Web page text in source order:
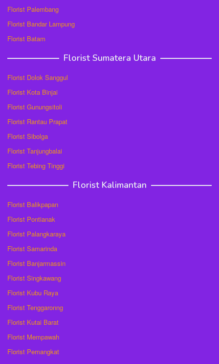
Florist Palembang
Florist Bandar Lampung
Florist Batam
Florist Sumatera Utara
Florist Dolok Sanggul
Florist Kota Binjai
Florist Gunungsitoli
Florist Rantau Prapat
Florist Sibolga
Florist Tanjungbalai
Florist Tebing Tinggi
Florist Kalimantan
Florist Balikpapan
Florist Pontianak
Florist Palangkaraya
Florist Samarinda
Florist Banjarmassin
Florist Singkawang
Florist Kubu Raya
Florist Tenggaronng
Florist Kutai Barat
Florist Mempawah
Florist Pemangkat